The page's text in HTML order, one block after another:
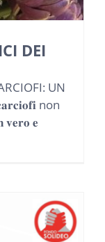
DEI
UN
non
𝐞